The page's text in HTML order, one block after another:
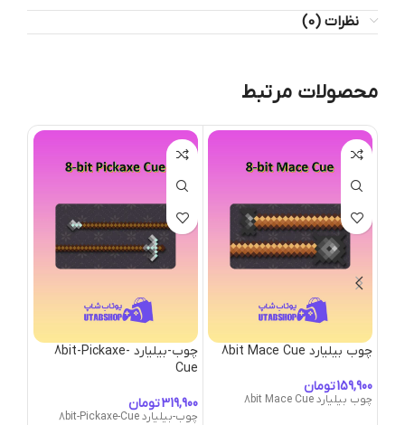
نظرات (0)
محصولات مرتبط
چوب بیلیارد 8bit Mace Cue
تومان
چوب بیلیارد 8bit Mace Cue
چوب-بیلیارد 8bit-Pickaxe-
Cue
تومان
چوب-بیلیارد 8bit-Pickaxe-Cue